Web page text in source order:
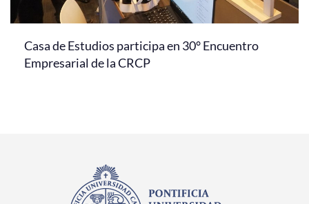
Casa de Estudios participa en 30° Encuentro
Empresarial de la CRCP